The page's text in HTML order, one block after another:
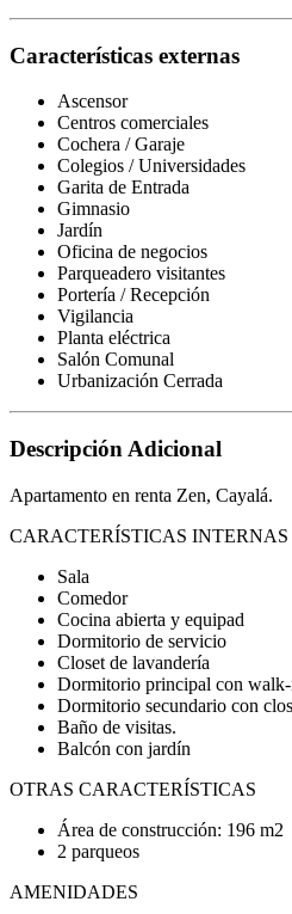
Características externas
Ascensor
Centros comerciales
Cochera / Garaje
Colegios / Universidades
Garita de Entrada
Gimnasio
Jardín
Oficina de negocios
Parqueadero visitantes
Portería / Recepción
Vigilancia
Planta eléctrica
Salón Comunal
Urbanización Cerrada
Descripción Adicional
Apartamento en renta Zen, Cayalá.
CARACTERÍSTICAS INTERNAS
Sala
Comedor
Cocina abierta y equipad
Dormitorio de servicio
Closet de lavandería
Dormitorio principal con
Dormitorio secundario con
Baño de visitas.
Balcón con jardín
OTRAS CARACTERÍSTICAS
Área de construcción: 196 m2
2 parqueos
AMENIDADES